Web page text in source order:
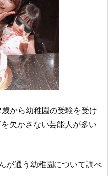
から幼稚園の受験を受け
欠かさない芸能人が多い
が通う幼稚園について調べ